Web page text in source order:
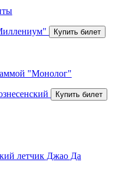
"Монолог"
летчик Джао Да